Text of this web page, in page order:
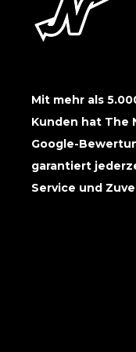
Mit mehr als
Kunden hat The
Google-
garantiert
Service und